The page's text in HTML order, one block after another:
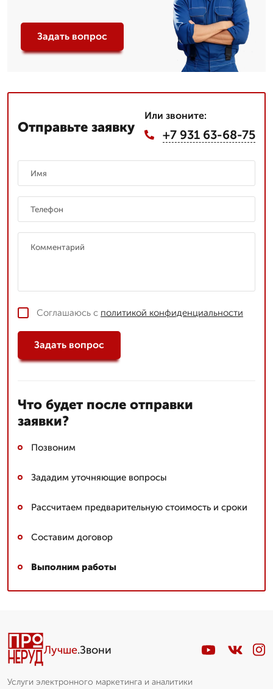
Задать вопрос
Отправьте заявку
Или звоните:
+7 931 63-68-75
Соглашаюсь с политикой конфиденциальности
Задать вопрос
Что будет после отправки
заявки?
Позвоним
Зададим уточняющие вопросы
Рассчитаем предварительную стоимость и сроки
Составим договор
Выполним работы
Лучше.Звони
Услуги электронного маркетинга и аналитики